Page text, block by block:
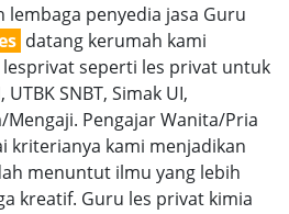
lembaga penyedia jasa Guru
datang kerumah kami
seperti les privat untuk
UTBK SNBT, Simak UI,
Pengajar Wanita/Pria
kriterianya kami menjadikan
menuntut ilmu yang lebih
kreatif. Guru les privat kimia